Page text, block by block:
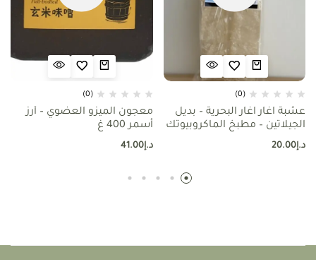
(0)
عشبة اغار اغار البحرية – بديل
الجيلاتين – مطبخ الماكروبيوتك
د.إ20.00
(0)
معجون الميزو العضوي – أرز
أسمر 400 غ
د.إ41.00